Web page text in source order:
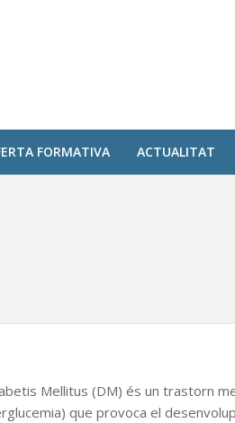
FORMATIVA ACTUALITAT
Mellitus (DM) és un trastorn
que provoca el